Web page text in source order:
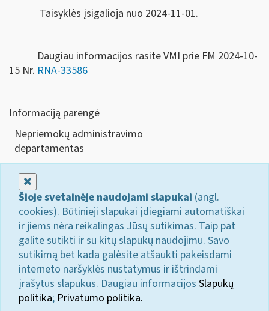
Taisyklės įsigalioja nuo 2024-11-01.
Daugiau informacijos rasite VMI prie FM 2024-10-
15 Nr. RNA-33586
Informaciją parengė
Nepriemokų administravimo
Šioje svetainėje naudojami slapukai (angl.
cookies). Būtinieji slapukai įdiegiami automatiškai
ir jiems nėra reikalingas Jūsų sutikimas. Taip pat
galite sutikti ir su kitų slapukų naudojimu. Savo
sutikimą bet kada galėsite atšaukti pakeisdami
interneto naršyklės nustatymus ir ištrindami
įrašytus slapukus. Daugiau informacijos Slapukų
politika; Privatumo politika.